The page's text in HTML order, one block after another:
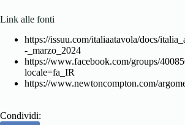
Link alle fonti
https://issuu.com/italiaatavola/docs/
-_marzo_2024
https://www.facebook.com/groups/
locale=fa_IR
https://www.newtoncompton.com/
Condividi: